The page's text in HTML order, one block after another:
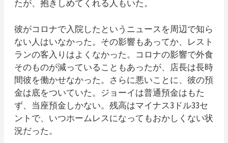
たが、抱きしめてくれる人もいた。
彼がコロナで入院したというニュースを周辺で知ら
ない人はいなかった。その影響もあってか、レスト
ランの客入りはよくなかった。コロナの影響で外食
そのものが減っていることもあったが、店長は長時
間彼を働かせなかった。さらに悪いことに、彼の預
金は底をついていた。ジョーイは普通預金はもた
ず、当座預金しかない。残高はマイナス3ドル33セ
ントで、いつホームレスになってもおかしくない状
況だった。